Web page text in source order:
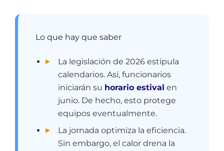
Lo que hay que saber
La legislación de 2026 estipula
calendarios. Así, funcionarios
iniciarán su horario estival en
junio. De hecho, esto protege
equipos eventualmente.
La jornada optimiza la eficiencia.
Sin embargo, el calor drena la